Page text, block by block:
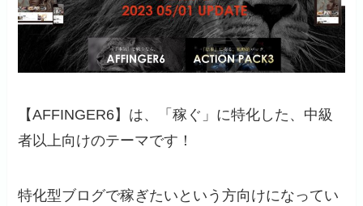
【AFFINGER6】は、「稼ぐ」に特化した、中級
者以上向けのテーマです！
特化型ブログで稼ぎたいという方向けになってい